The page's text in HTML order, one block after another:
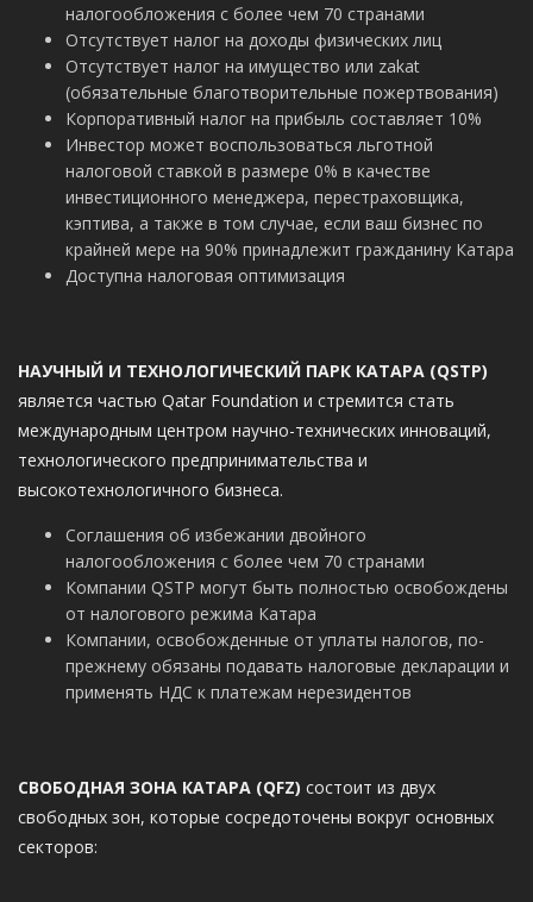
налогообложения с более чем 70 странами
Отсутствует налог на доходы физических лиц
Отсутствует налог на имущество или zakat
(обязательные благотворительные пожертвования)
Корпоративный налог на прибыль составляет 10%
Инвестор может воспользоваться льготной
налоговой ставкой в размере 0% в качестве
инвестиционного менеджера, перестраховщика,
кэптива, а также в том случае, если ваш бизнес по
крайней мере на 90% принадлежит гражданину Катара
Доступна налоговая оптимизация
НАУЧНЫЙ И ТЕХНОЛОГИЧЕСКИЙ ПАРК КАТАРА (QSTP)
является частью Qatar Foundation и стремится стать
международным центром научно-технических инноваций,
технологического предпринимательства и
высокотехнологичного бизнеса.
Соглашения об избежании двойного
налогообложения с более чем 70 странами
Компании QSTP могут быть полностью освобождены
от налогового режима Катара
Компании, освобожденные от уплаты налогов, по-
прежнему обязаны подавать налоговые декларации и
применять НДС к платежам нерезидентов
СВОБОДНАЯ ЗОНА КАТАРА (QFZ) состоит из двух
свободных зон, которые сосредоточены вокруг основных
секторов: